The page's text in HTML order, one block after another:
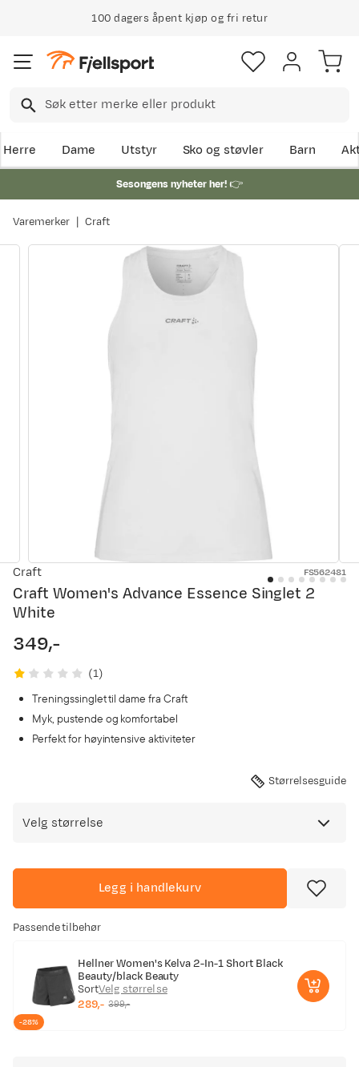
100 dagers åpent kjøp og fri retur
Herre Dame Utstyr Sko og støvler Barn
Sesongens nyheter her!👉
Varemerker Craft
Craft FS562481
Craft Women's Advance Essence Singlet 2
White
price
349,-
(1)
Treningssinglet til dame fra Craft
Myk, pustende og komfortabel
Perfekt for høyintensive aktiviteter
Størrelsesguide
Velg størrelse
Legg i handlekurv
Passende tilbehør
Hellner Women's Kelva 2-In-1 Short Black
Beauty/black Beauty
SortVelg størrelse
discounted
289,-
original
399,-
-28%